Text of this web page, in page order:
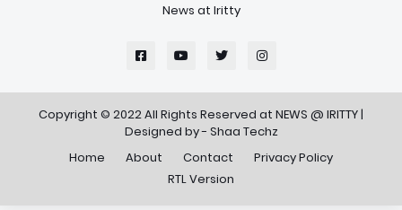
News at Iritty
Copyright © 2022 All Rights Reserved at NEWS @ IRITTY |
Designed by - Shaa Techz
Home
About Contact
Privacy Policy
RTL Version